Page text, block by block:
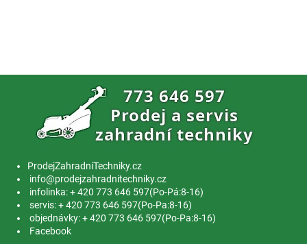
ProdejZahradniTechniky.cz
info@prodejzahradnitechniky.cz
infolinka: + 420 773 646 597(Po-Pá:8-16)
servis: + 420 773 646 597(Po-Pa:8-16)
objednávky: + 420 773 646 597(Po-Pa:8-16)
Facebook